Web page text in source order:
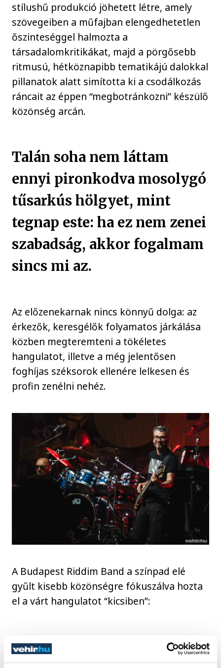
stílushű produkció jöhetett létre, amely
szövegeiben a műfajban elengedhetetlen
őszinteséggel halmozta a
társadalomkritikákat, majd a pörgősebb
ritmusú, hétköznapibb tematikájú dalokkal
pillanatok alatt simította ki a csodálkozás
ráncait az éppen “megbotránkozni” készülő
közönség arcán.
Talán soha nem láttam
ennyi pironkodva mosolygó
tűsarkús hölgyet, mint
tegnap este: ha ez nem zenei
szabadság, akkor fogalmam
sincs mi az.
Az előzenekarnak nincs könnyű dolga: az
érkezők, keresgélők folyamatos járkálása
közben megteremteni a tökéletes
hangulatot, illetve a még jelentősen
foghíjas széksorok ellenére lelkesen és
profin zenélni nehéz.
A Budapest Riddim Band a színpad elé
gyűlt kisebb közönségre fókuszálva hozta
el a várt hangulatot “kicsiben”:
egy órára a legjobb klubban